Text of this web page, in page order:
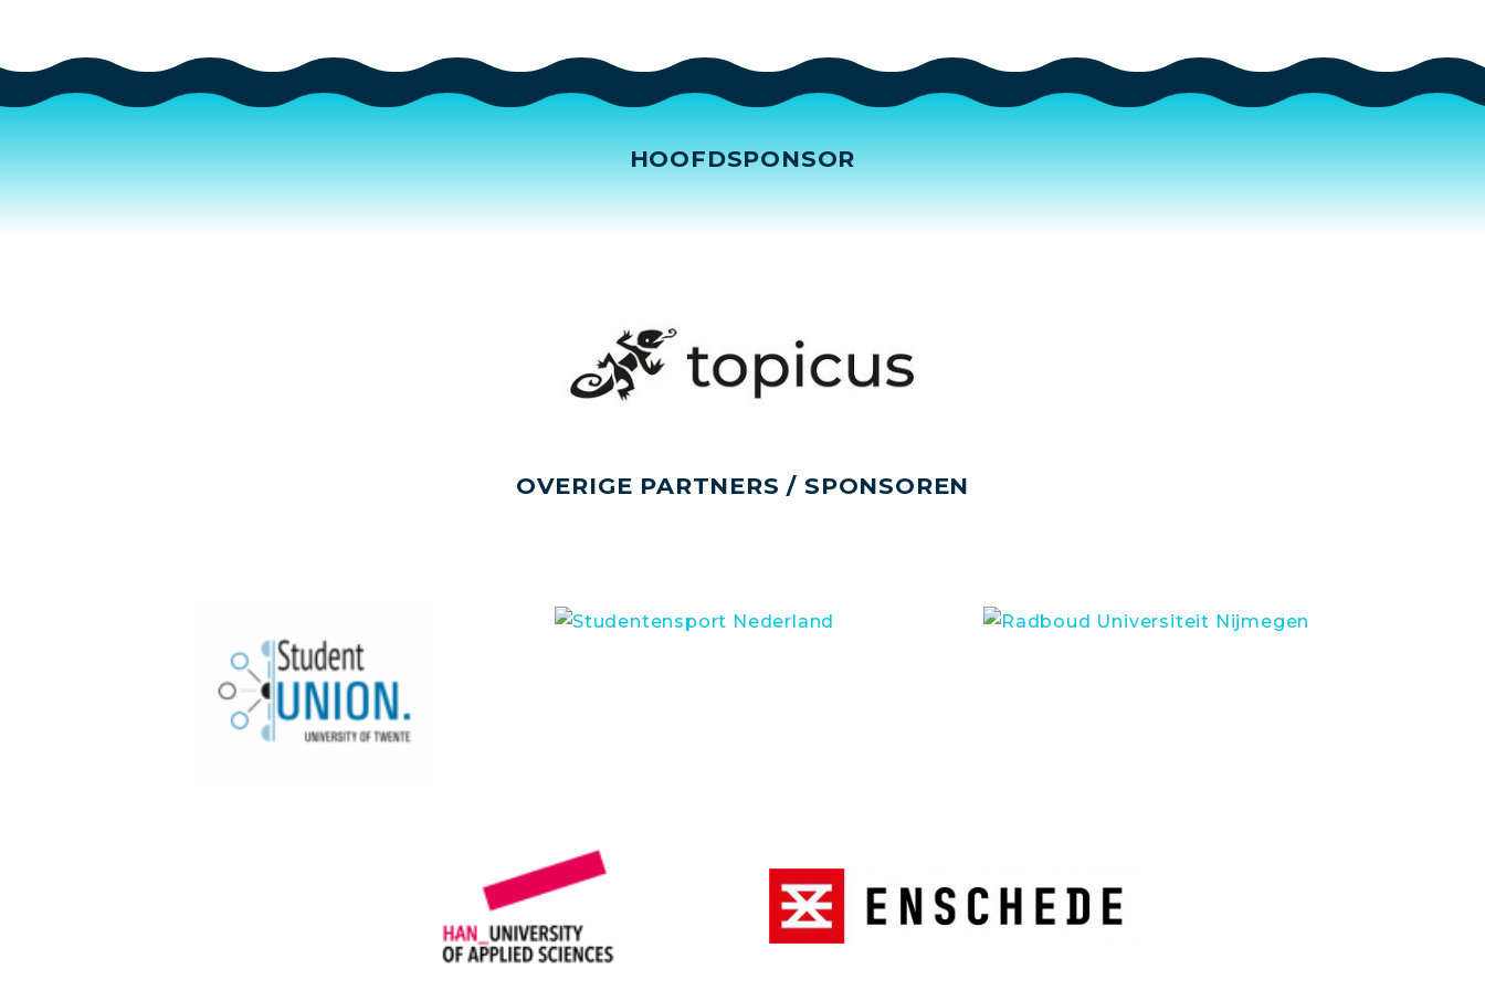
HOOFDSPONSOR
OVERIGE PARTNERS / SPONSOREN